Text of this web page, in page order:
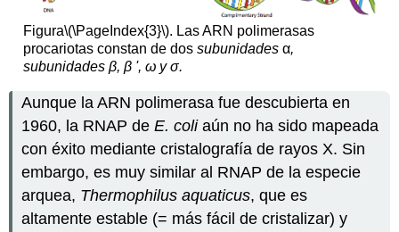
Figura\(\PageIndex{3}\). Las ARN polimerasas
procariotas constan de dos subunidadesα,
subunidades β, β ', ω yσ.
Aunque la ARN polimerasa fue descubierta en
1960, la RNAP deE. coliaún no ha sido mapeada
con éxito mediante cristalografía de rayos X. Sin
embargo, es muy similar al RNAP de la especie
arquea, Thermophilus aquaticus, que es
altamente estable (= más fácil de cristalizar) y